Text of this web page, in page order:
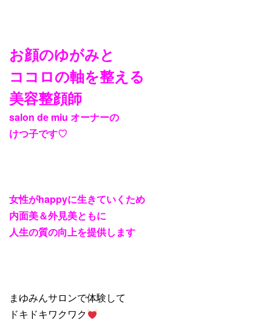
お顔のゆがみと
ココロの軸を整える
美容整顔師
salon de miu オーナーの
けつ子です♡
女性がhappyに生きていくため
内面美＆外見美ともに
人生の質の向上を提供します
まゆみんサロンで体験して
ドキドキワクワク